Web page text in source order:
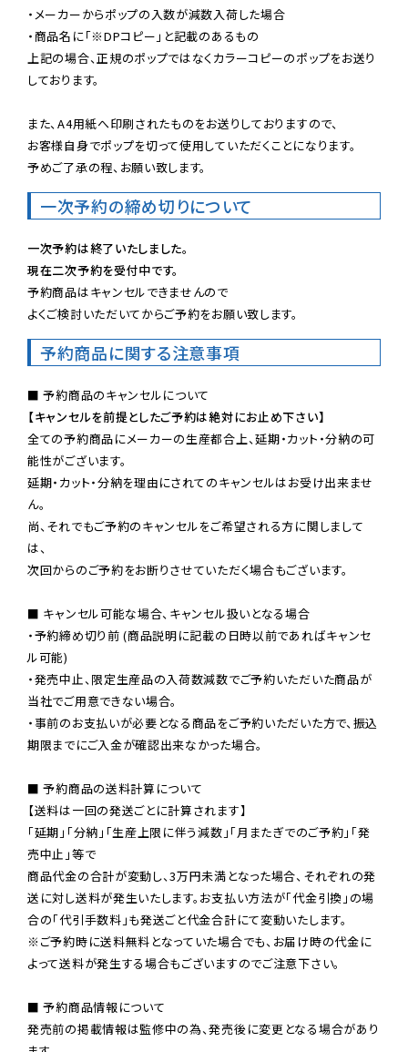
・メーカーからポップの入数が減数入荷した場合
・商品名に「※DPコピー」と記載のあるもの
上記の場合、正規のポップではなくカラーコピーのポップをお送り
しております。
また、A4用紙へ印刷されたものをお送りしておりますので、
お客様自身でポップを切って使用していただくことになります。
予めご了承の程、お願い致します。
一次予約の締め切りについて
一次予約は終了いたしました。
現在二次予約を受付中です。
予約商品はキャンセルできませんので
よくご検討いただいてからご予約をお願い致します。
予約商品に関する注意事項
【キャンセルを前提としたご予約は絶対にお止め下さい】
全ての予約商品にメーカーの生産都合上、延期・カット・分納の可
能性がございます。
延期・カット・分納を理由にされてのキャンセルはお受け出来ませ
ん。
尚、それでもご予約のキャンセルをご希望される方に関しまして
は、
次回からのご予約をお断りさせていただく場合もございます。
■ キャンセル可能な場合、キャンセル扱いとなる場合
・予約締め切り前 (商品説明に記載の日時以前であればキャンセ
ル可能)
・発売中止、限定生産品の入荷数減数でご予約いただいた商品が
当社でご用意できない場合。
・事前のお支払いが必要となる商品をご予約いただいた方で、振込
期限までにご入金が確認出来なかった場合。
■ 予約商品の送料計算について
【送料は一回の発送ごとに計算されます】
「延期」「分納」「生産上限に伴う減数」「月またぎでのご予約」「発
売中止」等で
商品代金の合計が変動し、3万円未満となった場合、それぞれの発
送に対し送料が発生いたします。お支払い方法が「代金引換」の場
※ご予約時に送料無料となっていた場合でも、お届け時の代金に
よって送料が発生する場合もございますのでご注意下さい。
■ 予約商品情報について
発売前の掲載情報は監修中の為、発売後に変更となる場合があり